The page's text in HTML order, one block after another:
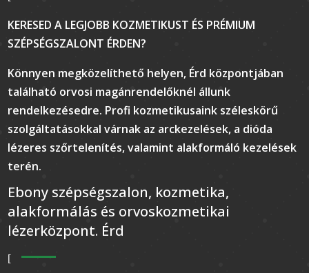
KERESED A LEGJOBB KOZMETIKUST ÉS PRÉMIUM
SZÉPSÉGSZALONT ÉRDEN?
Könnyen megközelíthető helyen, Érd központjában
található orvosi magánrendelőknél állunk
rendelkezésedre. Profi kozmetikusaink széleskörű
szolgáltatásokkal várnak az arckezelések, a dióda
lézeres szőrtelenítés, valamint alakformáló kezelések
terén.
Ebony szépségszalon, kozmetika,
alakformálás és orvoskozmetikai
lézerközpont. Érd